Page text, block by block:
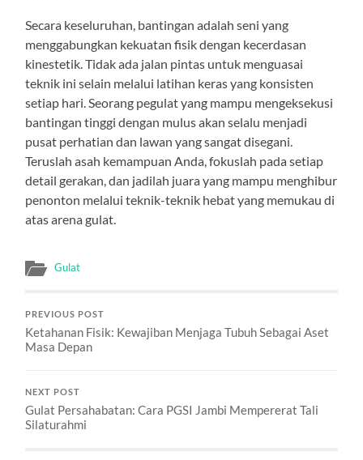
Secara keseluruhan, bantingan adalah seni yang
menggabungkan kekuatan fisik dengan kecerdasan
kinestetik. Tidak ada jalan pintas untuk menguasai
teknik ini selain melalui latihan keras yang konsisten
setiap hari. Seorang pegulat yang mampu mengeksekusi
bantingan tinggi dengan mulus akan selalu menjadi
pusat perhatian dan lawan yang sangat disegani.
Teruslah asah kemampuan Anda, fokuslah pada setiap
detail gerakan, dan jadilah juara yang mampu menghibur
penonton melalui teknik-teknik hebat yang memukau di
atas arena gulat.
Gulat
PREVIOUS POST
Ketahanan Fisik: Kewajiban Menjaga Tubuh Sebagai Aset
Masa Depan
NEXT POST
Gulat Persahabatan: Cara PGSI Jambi Mempererat Tali
Silaturahmi